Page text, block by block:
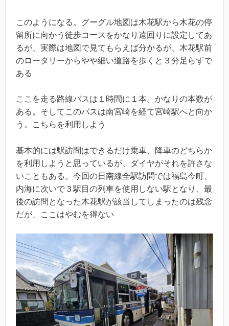
このようになる。グーグル地図は木花駅から木花の停
留所に向かう徒歩コースをかなり遠回りに設定してあ
るが、実際は地図で見てもらえば分かるが、木花駅前
のロータリーからやや細い道路を歩くと３分足らずで
ある
ここを走る路線バスは１時間に１本。かなりの本数が
ある。そしてこのバスは南宮崎を経て宮崎駅へと向か
う。こちらを利用しよう
基本的には駅訪問はできるだけ乗車、降車のどちらか
を利用しようと思っているが、ダイヤがそれを許さな
いこともある。今回の日南線全駅訪問では福島今町、
内海に次いで３駅目の列車を使用しない駅となり、最
後の訪問となった木花駅が該当してしまったのは残念
だが、ここはやむを得ない